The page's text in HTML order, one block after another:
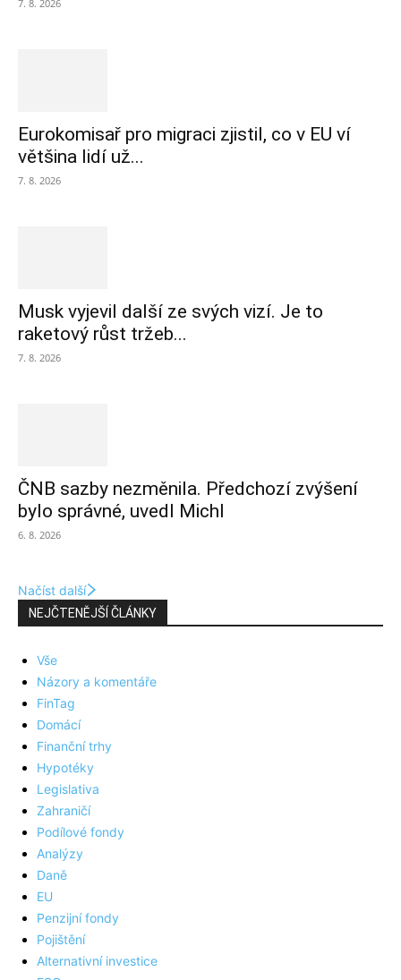
7. 8. 2026
Eurokomisař pro migraci zjistil, co v EU ví
většina lidí už...
7. 8. 2026
Musk vyjevil další ze svých vizí. Je to
raketový růst tržeb...
7. 8. 2026
ČNB sazby nezměnila. Předchozí zvýšení
bylo správné, uvedl Michl
6. 8. 2026
Načíst další
NEJČTENĚJŠÍ ČLÁNKY
Vše
Názory a komentáře
FinTag
Domácí
Finanční trhy
Hypotéky
Legislativa
Zahraničí
Podílové fondy
Analýzy
Daně
EU
Penzijní fondy
Pojištění
Alternativní investice